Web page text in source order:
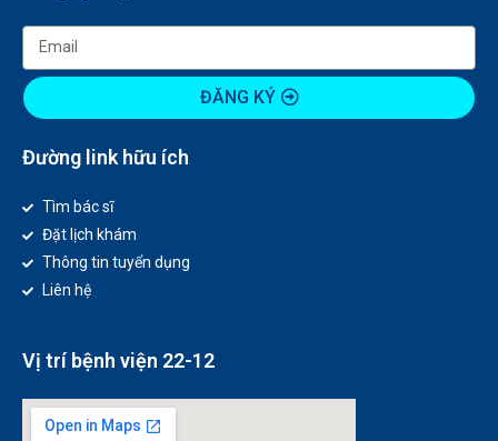
ĐĂNG KÝ
Đường link hữu ích
Tìm bác sĩ
Đặt lịch khám
Thông tin tuyển dụng
Liên hệ
Vị trí bệnh viện 22-12